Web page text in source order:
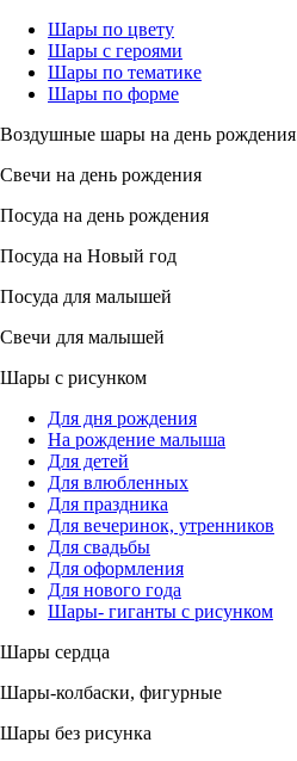
Шары по цвету
Шары с героями
Шары по тематике
Шары по форме
Воздушные шары на день рождения
Свечи на день рождения
Посуда на день рождения
Посуда на Новый год
Посуда для малышей
Свечи для малышей
Шары с рисунком
Для дня рождения
На рождение малыша
Для детей
Для влюбленных
Для праздника
Для вечеринок, утренников
Для свадьбы
Для оформления
Для нового года
Шары- гиганты с рисунком
Шары сердца
Шары-колбаски, фигурные
Шары без рисунка